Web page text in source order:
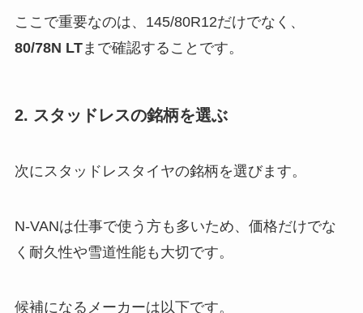
ここで重要なのは、145/80R12だけでなく、
80/78N LTまで確認することです。
2. スタッドレスの銘柄を選ぶ
次にスタッドレスタイヤの銘柄を選びます。
N-VANは仕事で使う方も多いため、価格だけでな
く耐久性や雪道性能も大切です。
候補になるメーカーは以下です。